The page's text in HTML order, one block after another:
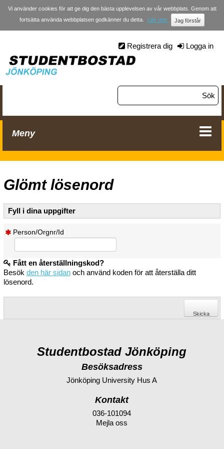
Vi använder cookies för att ge dig den bästa upplevelsen av vår webbplats. Genom att
fortsätta använda webbplatsen godkänner du detta.
Läs mer
Meny
Logga in
Registrera dig
Glömt lösenord
Fyll i dina uppgifter
Person/Orgnr/Id
Fått en återställningskod?
Besök den här sidanoch använd koden för att återställa ditt
lösenord.
Studentbostad Jönköping
Besöksadress
Jönköping University Hus A
Kontakt
036-101094
Mejla oss